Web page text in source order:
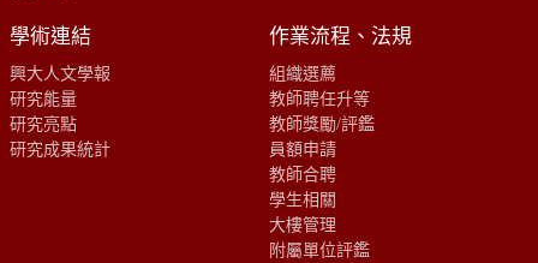
學術連結
興大人文學報
研究能量
研究亮點
研究成果統計
作業流程、法規
組織選薦
教師聘任升等
教師獎勵/評鑑
員額申請
教師合聘
學生相關
大樓管理
附屬單位評鑑